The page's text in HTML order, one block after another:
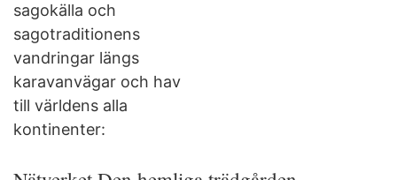
sagokälla och
sagotraditionens
vandringar längs
karavanvägar och hav
till världens alla
kontinenter: